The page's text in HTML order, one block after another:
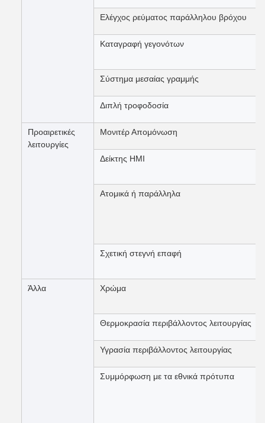
Ελέγχος ρεύματος παράλληλου βρόχου
Καταγραφή γεγονότων
Σύστημα μεσαίας γραμμής
Διπλή τροφοδοσία
Προαιρετικές
λειτουργίες
Μονιτέρ Απομόνωση
Δείκτης HMI
Ατομικά ή παράλληλα
Σχετική στεγνή επαφή
Άλλα Χρώμα
Θερμοκρασία περιβάλλοντος λειτουργίας
Υγρασία περιβάλλοντος λειτουργίας
Συμμόρφωση με τα εθνικά πρότυπα